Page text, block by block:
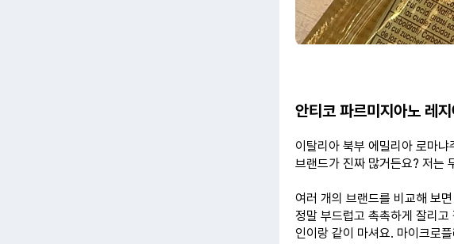
안티코 파르미지아노 레
이탈리아 북부 에밀리아 로마
브랜드가 진짜 많거든요? 저는
여러 개의 브랜드를 비교해 보
정말 부드럽고 촉촉하게 잘리
인이랑 같이 마셔요. 마이크로